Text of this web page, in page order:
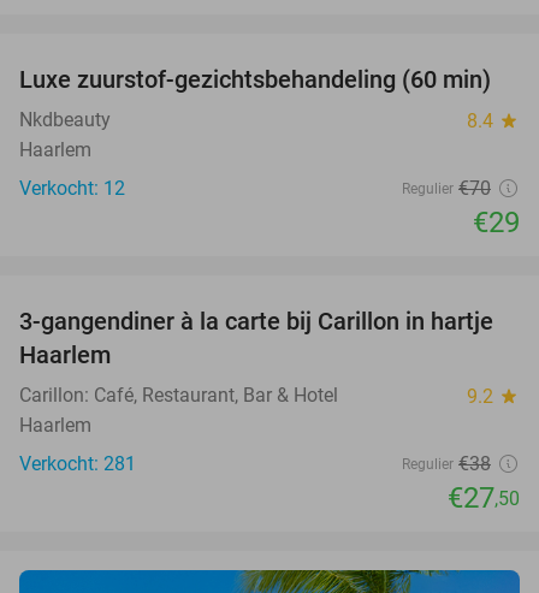
59%
Luxe zuurstof-gezichtsbehandeling (60 min)
Nkdbeauty 8.4 star
Haarlem
Verkocht: 12
Regulier €70
€29
28%
3-gangendiner à la carte bij Carillon in hartje
Haarlem
Carillon: Café, Restaurant, Bar & Hotel 9.2 star
Haarlem
Verkocht: 281
Regulier €38
€27,50